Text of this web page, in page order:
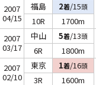
2007
04/15
福島 2着/15頭
10R
1700m
2007
03/17
中山 5着/13頭
6R
1800m
2007
02/10
東京 1着/16頭
3R
1600m